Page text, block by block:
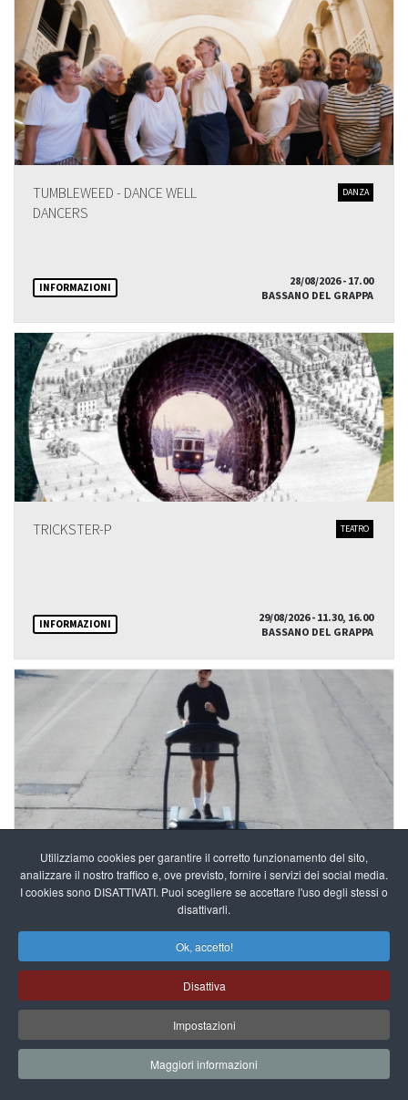
Utilizziamo cookies per garantire il corretto funzionamento del sito,
analizzare il nostro traffico e, ove previsto, fornire i servizi dei social media.
I cookies sono DISATTIVATI. Puoi scegliere se accettare l'uso degli stessi o
disattivarli.
Ok, accetto!
Disattiva
Impostazioni
Maggiori informazioni
TUMBLEWEED - DANCE WELL
DANCERS
DANZA
INFORMAZIONI
28/08/2026 - 17.00
BASSANO DEL GRAPPA
TRICKSTER-P TEATRO
INFORMAZIONI
29/08/2026 - 11.30, 16.00
BASSANO DEL GRAPPA
GAETANO PALERMO -
MICHELE PETROSINO
DANZA
INFORMAZIONI
BASSANO DEL GRAPPA